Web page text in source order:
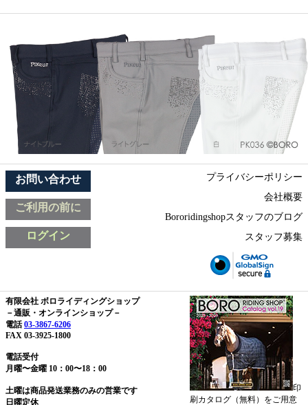
お問い合わせ
ご利用の前に
ログイン
プライバシーポリシー
会社概要
Bororidingshopスタッフのブログ
スタッフ募集
有限会社 ボロライディングショップ
－通販・オンラインショップ－
電話03-3867-6206
FAX 03-3925-1800
電話受付
月曜〜金曜 10：00〜18：00
土曜は商品発送業務のみの営業です
日曜定休
印
刷カタログ（無料）をご用意